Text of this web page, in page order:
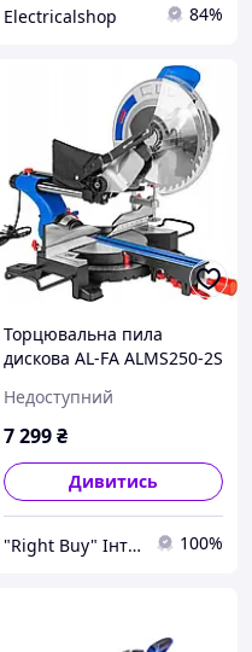
Electricalshop 84%
Торцювальна пила
дискова AL-FA ALMS250-2S
комплекті)
Недоступний
7 299₴
Дивитись
"Right Buy" Інтернет-магазин 100%